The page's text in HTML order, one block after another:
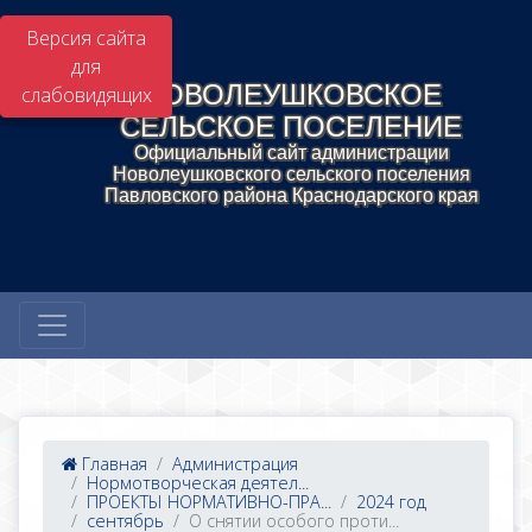
Версия сайта
для
слабовидящихНОВОЛЕУШКОВСКОЕ
СЕЛЬСКОЕ ПОСЕЛЕНИЕ
Официальный сайт администрации
Новолеушковского сельского поселения
Павловского района Краснодарского края
Главная
Администрация
Нормотворческая деятел...
ПРОЕКТЫ НОРМАТИВНО-ПРА...
2024 год
сентябрь
О снятии особого проти...